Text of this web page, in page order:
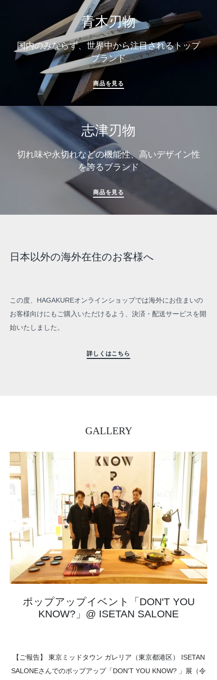
青木刃物
国内のみならず、世界中から注目されるトップ
ブランド
商品を見る
志津刃物
切れ味や永切れなどの機能性、高いデザイン性
を誇るブランド
商品を見る
日本以外の海外在住のお客様へ
この度、HAGAKUREオンラインショップでは海外にお住まいの
お客様向けにもご購入いただけるよう、決済・配送サービスを開
始いたしました。
詳しくはこちら
GALLERY
ポップアップイベント「DON'T YOU
KNOW?」@ ISETAN SALONE
【ご報告】 東京ミッドタウン ガレリア（東京都港区） ISETAN
SALONEさんでのポップアップ「DON'T YOU KNOW? 」展（令